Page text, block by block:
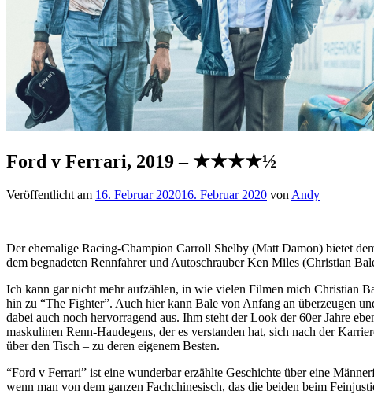
Ford v Ferrari, 2019 – ★★★★½
Veröffentlicht am 16. Februar 202016. Februar 2020 von Andy
Der ehemalige Racing-Champion Carroll Shelby (Matt Damon) bietet
dem begnadeten Rennfahrer und Autoschrauber Ken Miles (Christian
Ich kann gar nicht mehr aufzählen, in wie vielen Filmen mich Christian
hin zu “The Fighter”. Auch hier kann Bale von Anfang an überzeugen
dabei auch noch hervorragend aus. Ihm steht der Look der 60er Jahre
maskulinen Renn-Haudegens, der es verstanden hat, sich nach der
über den Tisch – zu deren eigenem Besten.
“Ford v Ferrari” ist eine wunderbar erzählte Geschichte über eine
wenn man von dem ganzen Fachchinesisch, das die beiden beim